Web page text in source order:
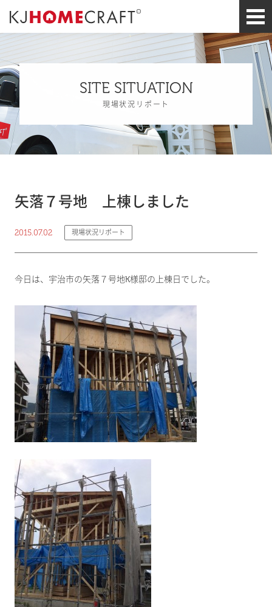
SITE SITUATION
現場状況リポート
矢落７号地 上棟しました
2015.07.02 現場状況リポート
今日は、宇治市の矢落７号地K様邸の上棟日でした。